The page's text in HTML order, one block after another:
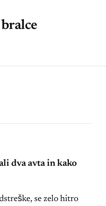
dva avta in kako
se zelo hitro